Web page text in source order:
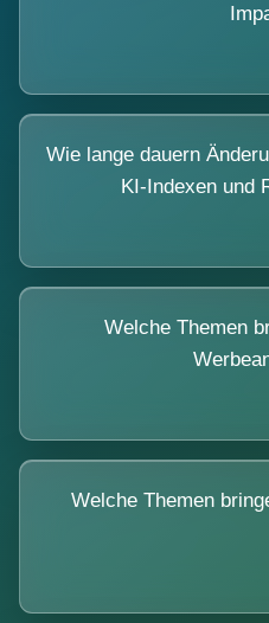
Wie lange dauern
KI-Indexen und
Welche Themen
Welche Themen